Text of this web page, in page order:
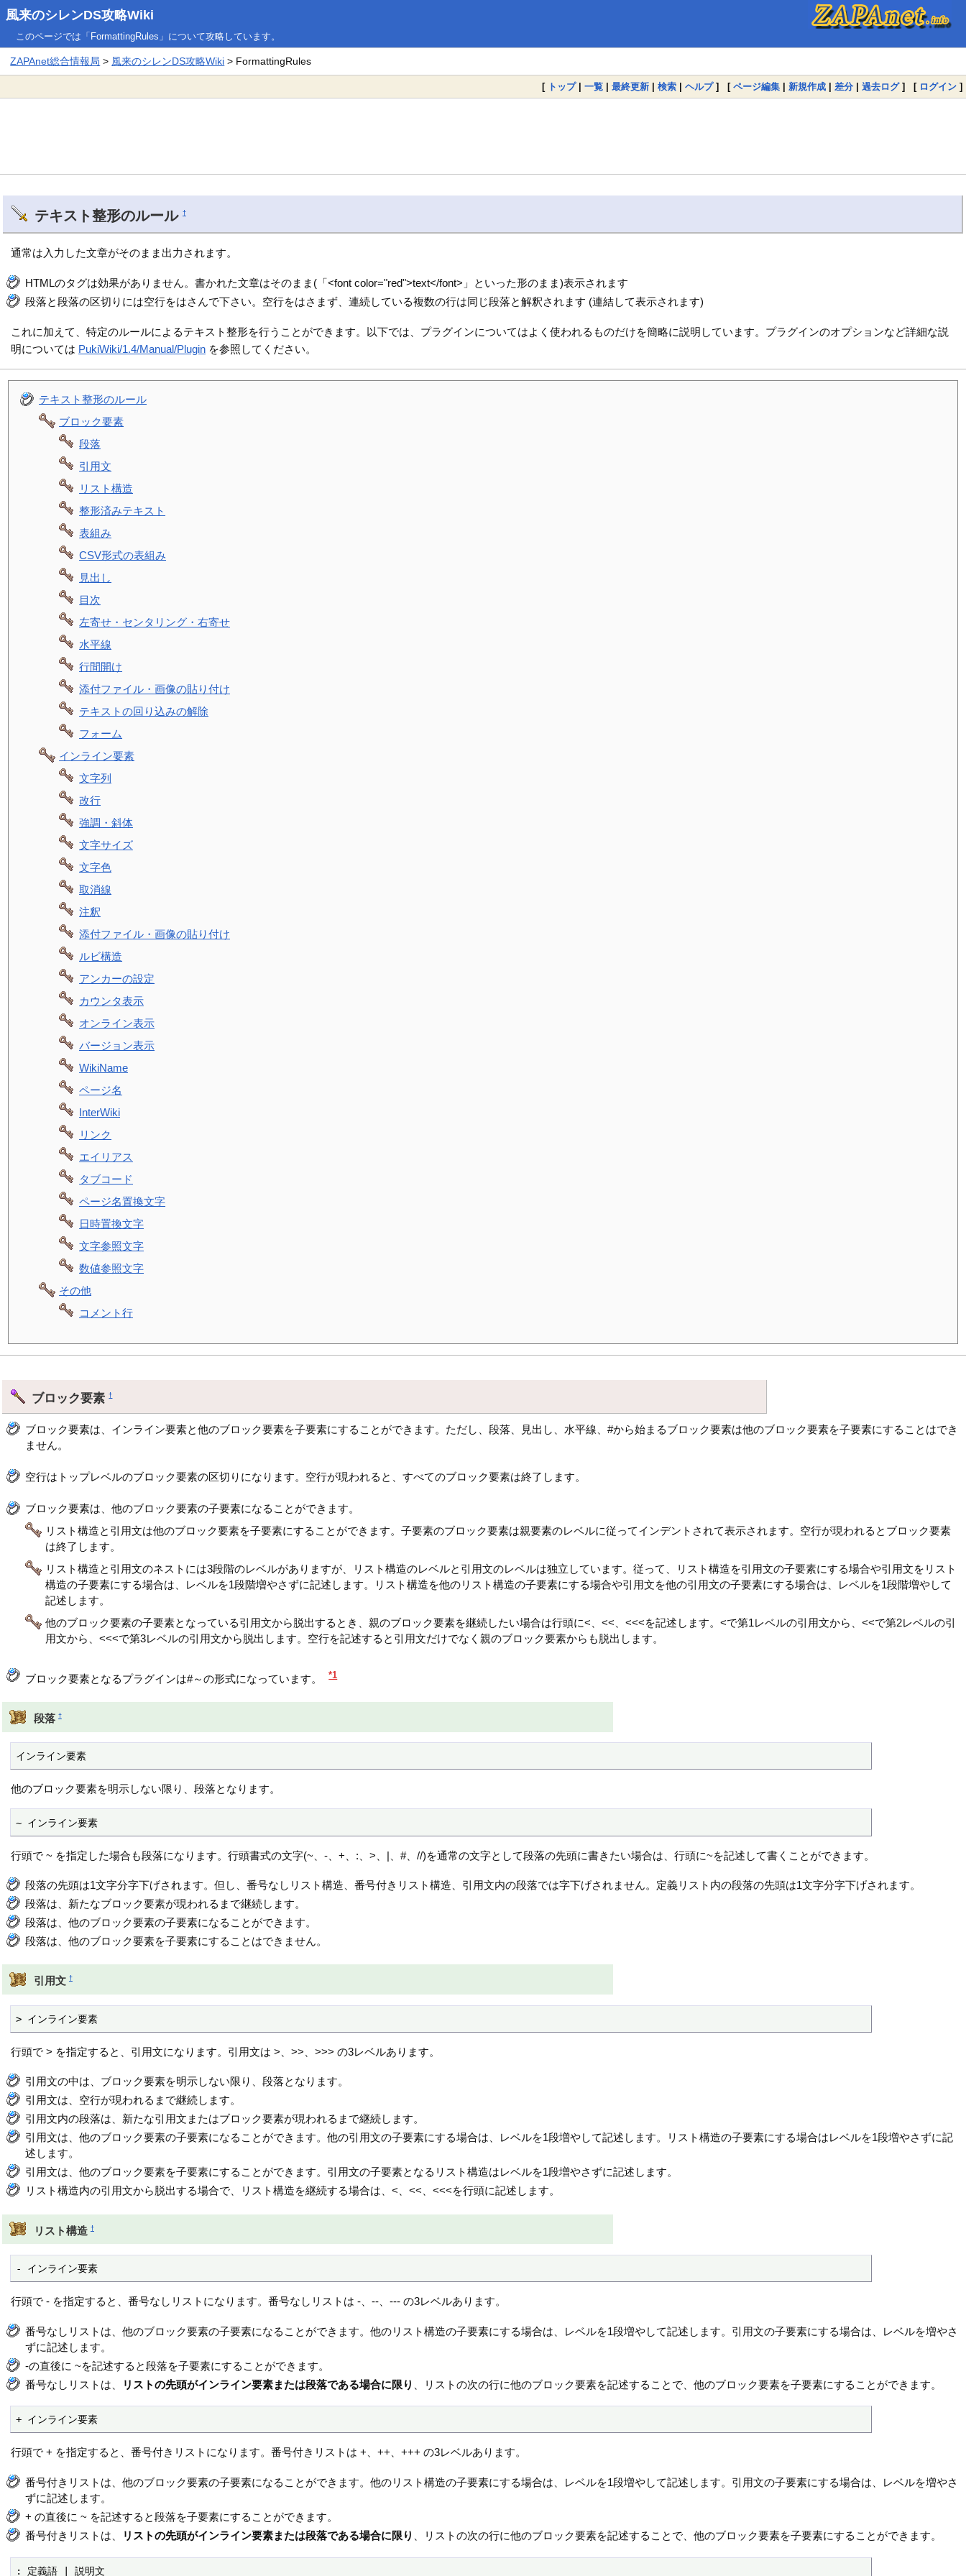
風来のシレンDS攻略Wiki
このページでは「FormattingRules」について攻略しています。
ZAPAnet総合情報局 > 風来のシレンDS攻略Wiki > FormattingRules
[ トップ| 一覧 | 最終更新 | 検索 | ヘルプ] [ ページ編集 | 新規作成 | 差分 | 過去ログ] [ ログイン ]
テキスト整形のルール †
通常は入力した文章がそのまま出力されます。
HTMLのタグは効果がありません。書かれた文章はそのまま(「<font color="red">text</font>」といった形のまま)表示されます
段落と段落の区切りには空行をはさんで下さい。空行をはさまず、連続している複数の行は同じ段落と解釈されます (連結して表示されます)
これに加えて、特定のルールによるテキスト整形を行うことができます。以下では、プラグインについてはよく使われるものだけを簡略に説明しています。プラグインのオプションなど詳細な説
明については PukiWiki/1.4/Manual/Plugin を参照してください。
テキスト整形のルール
ブロック要素
段落
引用文
リスト構造
整形済みテキスト
表組み
CSV形式の表組み
見出し
目次
左寄せ・センタリング・右寄せ
水平線
行間開け
添付ファイル・画像の貼り付け
テキストの回り込みの解除
フォーム
インライン要素
文字列
改行
強調・斜体
文字サイズ
文字色
取消線
注釈
添付ファイル・画像の貼り付け
ルビ構造
アンカーの設定
カウンタ表示
オンライン表示
バージョン表示
WikiName
ページ名
InterWiki
リンク
エイリアス
タブコード
ページ名置換文字
日時置換文字
文字参照文字
数値参照文字
その他
コメント行
ブロック要素†
ブロック要素は、インライン要素と他のブロック要素を子要素にすることができます。ただし、段落、見出し、水平線、#から始まるブロック要素は他のブロック要素を子要素にすることはでき
ません。
空行はトップレベルのブロック要素の区切りになります。空行が現われると、すべてのブロック要素は終了します。
ブロック要素は、他のブロック要素の子要素になることができます。
リスト構造と引用文は他のブロック要素を子要素にすることができます。子要素のブロック要素は親要素のレベルに従ってインデントされて表示されます。空行が現われるとブロック要素
は終了します。
リスト構造と引用文のネストには3段階のレベルがありますが、リスト構造のレベルと引用文のレベルは独立しています。従って、リスト構造を引用文の子要素にする場合や引用文をリスト
構造の子要素にする場合は、レベルを1段階増やさずに記述します。リスト構造を他のリスト構造の子要素にする場合や引用文を他の引用文の子要素にする場合は、レベルを1段階増やして
記述します。
他のブロック要素の子要素となっている引用文から脱出するとき、親のブロック要素を継続したい場合は行頭に<、<<、<<<を記述します。<で第1レベルの引用文から、<<で第2レベルの引
用文から、<<<で第3レベルの引用文から脱出します。空行を記述すると引用文だけでなく親のブロック要素からも脱出します。
ブロック要素となるプラグインは#～の形式になっています。 *1
段落 †
インライン要素
他のブロック要素を明示しない限り、段落となります。
~ インライン要素
行頭で ~ を指定した場合も段落になります。行頭書式の文字(~、-、+、:、>、|、#、//)を通常の文字として段落の先頭に書きたい場合は、行頭に~を記述して書くことができます。
段落の先頭は1文字分字下げされます。但し、番号なしリスト構造、番号付きリスト構造、引用文内の段落では字下げされません。定義リスト内の段落の先頭は1文字分字下げされます。
段落は、新たなブロック要素が現われるまで継続します。
段落は、他のブロック要素の子要素になることができます。
段落は、他のブロック要素を子要素にすることはできません。
引用文 †
> インライン要素
行頭で > を指定すると、引用文になります。引用文は >、>>、>>> の3レベルあります。
引用文の中は、ブロック要素を明示しない限り、段落となります。
引用文は、空行が現われるまで継続します。
引用文内の段落は、新たな引用文またはブロック要素が現われるまで継続します。
引用文は、他のブロック要素の子要素になることができます。他の引用文の子要素にする場合は、レベルを1段増やして記述します。リスト構造の子要素にする場合はレベルを1段増やさずに記
述します。
引用文は、他のブロック要素を子要素にすることができます。引用文の子要素となるリスト構造はレベルを1段増やさずに記述します。
リスト構造内の引用文から脱出する場合で、リスト構造を継続する場合は、<、<<、<<<を行頭に記述します。
リスト構造 †
- インライン要素
行頭で - を指定すると、番号なしリストになります。番号なしリストは -、--、--- の3レベルあります。
番号なしリストは、他のブロック要素の子要素になることができます。他のリスト構造の子要素にする場合は、レベルを1段増やして記述します。引用文の子要素にする場合は、レベルを増やさ
ずに記述します。
-の直後に ~を記述すると段落を子要素にすることができます。
番号なしリストは、
リストの先頭がインライン要素または段落である場合に限り 、リストの次の行に他のブロック要素を記述することで、他のブロック要素を子要素にすることができます。
+ インライン要素
行頭で + を指定すると、番号付きリストになります。番号付きリストは +、++、+++ の3レベルあります。
番号付きリストは、他のブロック要素の子要素になることができます。他のリスト構造の子要素にする場合は、レベルを1段増やして記述します。引用文の子要素にする場合は、レベルを増やさ
ずに記述します。
+ の直後に ~ を記述すると段落を子要素にすることができます。
番号付きリストは、
リストの先頭がインライン要素または段落である場合に限り 、リストの次の行に他のブロック要素を記述することで、他のブロック要素を子要素にすることができます。
: 定義語 | 説明文